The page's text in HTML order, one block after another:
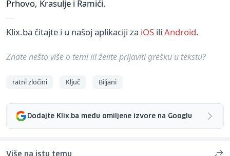
Prhovo, Krasulje i Ramići.
Klix.ba čitajte i u našoj aplikaciji za iOS ili Android.
Znate nešto više o temi ili želite prijaviti grešku u tekstu?
ratni zločini Ključ Biljani
Dodajte Klix.ba među omiljene izvore na Googlu